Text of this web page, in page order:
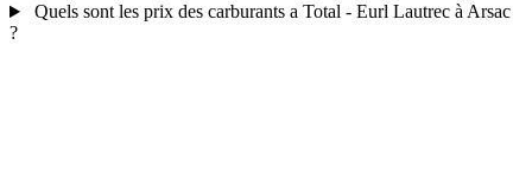
Quels sont les prix des carburants a Total - Eurl Lautrec à Arsac
?